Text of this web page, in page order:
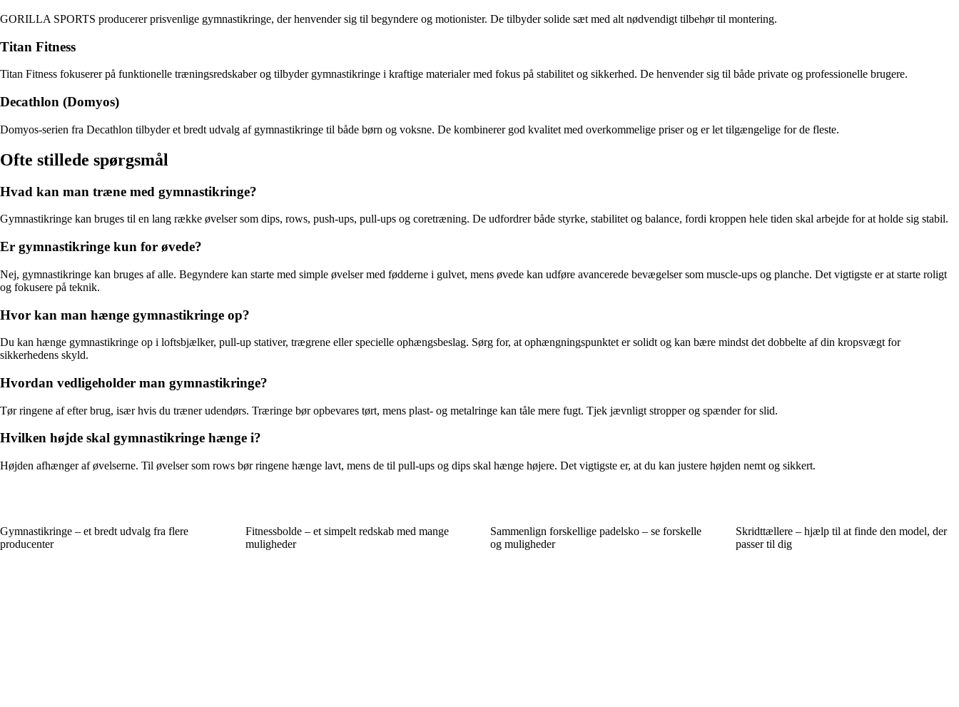
GORILLA SPORTS producerer prisvenlige gymnastikringe, der henvender sig til begyndere og motionister. De tilbyder solide sæt med alt nødvendigt tilbehør til montering.
Titan Fitness
Titan Fitness fokuserer på funktionelle træningsredskaber og tilbyder gymnastikringe i kraftige materialer med fokus på stabilitet og sikkerhed. De henvender sig til både private og professionelle brugere.
Decathlon (Domyos)
Domyos-serien fra Decathlon tilbyder et bredt udvalg af gymnastikringe til både børn og voksne. De kombinerer god kvalitet med overkommelige priser og er let tilgængelige for de fleste.
Ofte stillede spørgsmål
Hvad kan man træne med gymnastikringe?
Gymnastikringe kan bruges til en lang række øvelser som dips, rows, push-ups, pull-ups og coretræning. De udfordrer både styrke, stabilitet og balance, fordi kroppen hele tiden skal arbejde for at holde sig stabil.
Er gymnastikringe kun for øvede?
Nej, gymnastikringe kan bruges af alle. Begyndere kan starte med simple øvelser med fødderne i gulvet, mens øvede kan udføre avancerede bevægelser som muscle-ups og planche. Det vigtigste er at starte roligt
og fokusere på teknik.
Hvor kan man hænge gymnastikringe op?
Du kan hænge gymnastikringe op i loftsbjælker, pull-up stativer, trægrene eller specielle ophængsbeslag. Sørg for, at ophængningspunktet er solidt og kan bære mindst det dobbelte af din kropsvægt for
sikkerhedens skyld.
Hvordan vedligeholder man gymnastikringe?
Tør ringene af efter brug, især hvis du træner udendørs. Træringe bør opbevares tørt, mens plast- og metalringe kan tåle mere fugt. Tjek jævnligt stropper og spænder for slid.
Hvilken højde skal gymnastikringe hænge i?
Højden afhænger af øvelserne. Til øvelser som rows bør ringene hænge lavt, mens de til pull-ups og dips skal hænge højere. Det vigtigste er, at du kan justere højden nemt og sikkert.
Gymnastikringe – et bredt udvalg fra flere
producenter
Fitnessbolde – et simpelt redskab med mange
muligheder
Sammenlign forskellige padelsko – se forskelle
og muligheder
Skridttællere – hjælp til at finde den model, der
passer til dig